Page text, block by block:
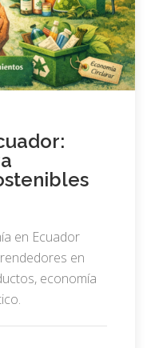
en Ecuador
en
economía